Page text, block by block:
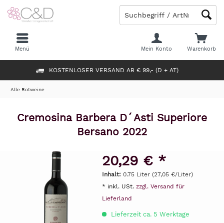
KOSTENLOSER VERSAND AB € 99,- (D + AT)
Warenkorb
Mein Konto
Menü
Alle Rotweine
Cremosina Barbera D´Asti Superiore
Bersano 2022
20,29 € *
Inhalt: 0.75 Liter (27,05 €/Liter)
* inkl. USt. zzgl. Versand für
Lieferland
Lieferzeit ca. 5 Werktage